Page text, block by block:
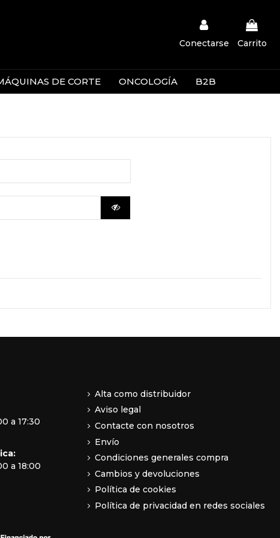
Conectarse Carrito
DE CORTE ONCOLOGÍA B2B
a 17:30
a 18:00
Alta como distribuidor
Aviso legal
Contacte con nosotros
Envío
Condiciones generales compra
Cambios y devoluciones
Política de cookies
Política de privacidad en redes sociales